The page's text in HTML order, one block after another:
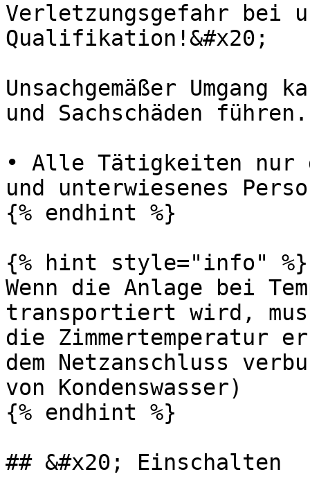
Verletzungsgefahr bei
Qualifikation!&#x20;
Unsachgemäßer Umgang
und Sachschäden
• Alle Tätigkeiten
und unterwiesenes
{% endhint %}
{% hint style="info" %}
Wenn die Anlage bei
transportiert wird, muss
die Zimmertemperatur
dem Netzanschluss
von Kondenswasser)
{% endhint %}
## &#x20; Einschalten